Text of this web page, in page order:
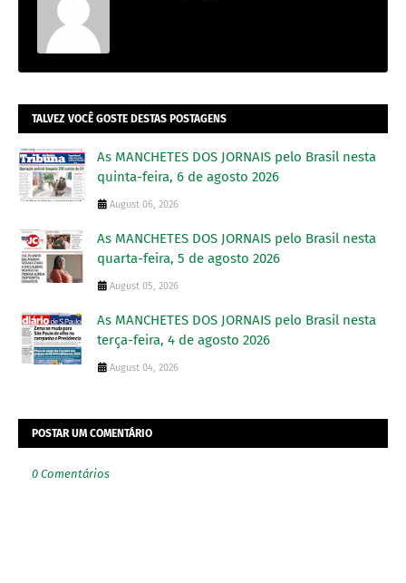
TALVEZ VOCÊ GOSTE DESTAS POSTAGENS
As MANCHETES DOS JORNAIS pelo Brasil nesta
quinta-feira, 6 de agosto 2026
August 06, 2026
As MANCHETES DOS JORNAIS pelo Brasil nesta
quarta-feira, 5 de agosto 2026
August 05, 2026
As MANCHETES DOS JORNAIS pelo Brasil nesta
terça-feira, 4 de agosto 2026
August 04, 2026
POSTAR UM COMENTÁRIO
0 Comentários